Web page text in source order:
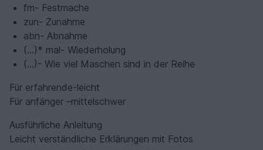
fm- Festmache
zun- Zunahme
abn- Abnahme
(…)* mal- Wiederholung
(…)- Wie viel Maschen sind in der Reihe
Für erfahrende-leicht
Für anfänger –mittelschwer
Ausführliche Anleitung
Leicht verständliche Erklärungen mit Fotos